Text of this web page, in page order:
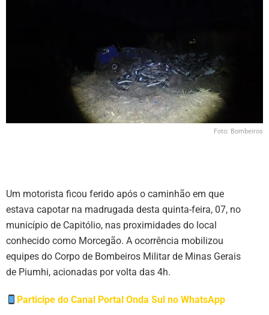
Foto: Bombeiros
Um motorista ficou ferido após o caminhão em que
estava capotar na madrugada desta quinta-feira, 07, no
município de Capitólio, nas proximidades do local
conhecido como Morcegão. A ocorrência mobilizou
equipes do Corpo de Bombeiros Militar de Minas Gerais
de Piumhi, acionadas por volta das 4h.
Participe do Canal Portal Onda Sul no WhatsApp